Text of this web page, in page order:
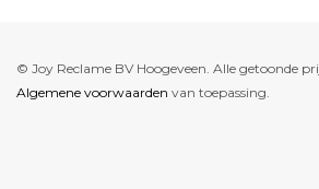
© Joy Reclame BV Hoogeveen. Alle getoonde
Algemene voorwaarden van toepassing.